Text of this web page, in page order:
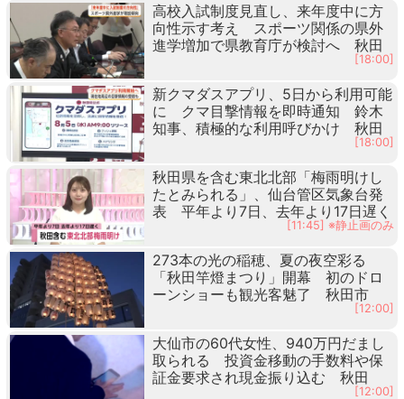
高校入試制度見直し、来年度中に方
向性示す考え スポーツ関係の県外
進学増加で県教育庁が検討へ 秋田
[18:00]
新クマダスアプリ、5日から利用可能
に クマ目撃情報を即時通知 鈴木
知事、積極的な利用呼びかけ 秋田
[18:00]
秋田県を含む東北北部「梅雨明けし
たとみられる」、仙台管区気象台発
表 平年より7日、去年より17日遅く
[11:45] ※静止画のみ
273本の光の稲穂、夏の夜空彩る
「秋田竿燈まつり」開幕 初のドロ
ーンショーも観光客魅了 秋田市
[12:00]
大仙市の60代女性、940万円だまし
取られる 投資金移動の手数料や保
証金要求され現金振り込む 秋田
[12:00]